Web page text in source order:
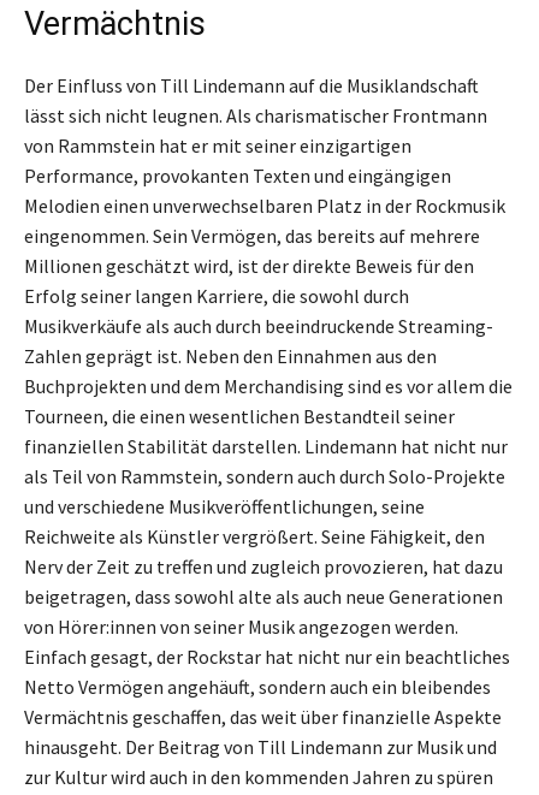
Vermächtnis
Der Einfluss von Till Lindemann auf die Musiklandschaft
lässt sich nicht leugnen. Als charismatischer Frontmann
von Rammstein hat er mit seiner einzigartigen
Performance, provokanten Texten und eingängigen
Melodien einen unverwechselbaren Platz in der Rockmusik
eingenommen. Sein Vermögen, das bereits auf mehrere
Millionen geschätzt wird, ist der direkte Beweis für den
Erfolg seiner langen Karriere, die sowohl durch
Musikverkäufe als auch durch beeindruckende Streaming-
Zahlen geprägt ist. Neben den Einnahmen aus den
Buchprojekten und dem Merchandising sind es vor allem die
Tourneen, die einen wesentlichen Bestandteil seiner
finanziellen Stabilität darstellen. Lindemann hat nicht nur
als Teil von Rammstein, sondern auch durch Solo-Projekte
und verschiedene Musikveröffentlichungen, seine
Reichweite als Künstler vergrößert. Seine Fähigkeit, den
Nerv der Zeit zu treffen und zugleich provozieren, hat dazu
beigetragen, dass sowohl alte als auch neue Generationen
von Hörer:innen von seiner Musik angezogen werden.
Einfach gesagt, der Rockstar hat nicht nur ein beachtliches
Netto Vermögen angehäuft, sondern auch ein bleibendes
Vermächtnis geschaffen, das weit über finanzielle Aspekte
hinausgeht. Der Beitrag von Till Lindemann zur Musik und
zur Kultur wird auch in den kommenden Jahren zu spüren